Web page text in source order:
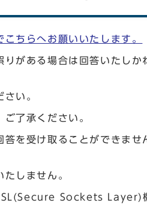
ちらへお願いいたします。
がある場合は回答いたし
い。
了承ください。
答を受け取ることができ
しません。
Sockets Layer)